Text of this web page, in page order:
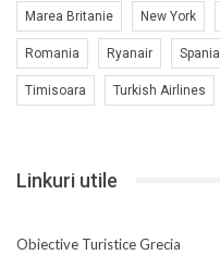
Marea Britanie New York
Romania Ryanair Spania
Timisoara Turkish Airlines
Linkuri utile
Obiective Turistice Grecia